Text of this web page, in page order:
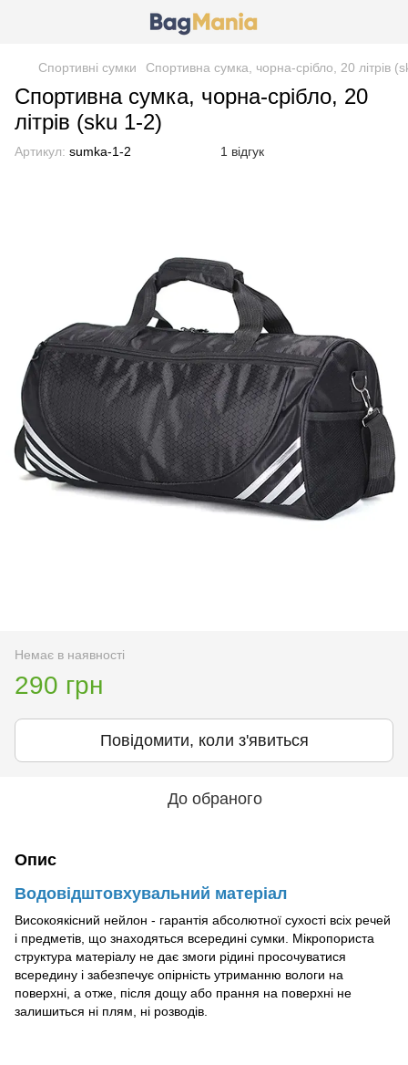
Спортивні сумки Спортивна сумка, чорна-срібло, 20 літрів
Спортивна сумка, чорна-срібло, 20
літрів (sku 1-2)
Артикул: sumka-1-2 1 відгук
Немає в наявності
290 грн
Повідомити, коли з'явиться
До обраного
Опис
Водовідштовхувальний матеріал
Високоякісний нейлон - гарантія абсолютної сухості всіх речей
і предметів, що знаходяться всередині сумки. Мікропориста
структура матеріалу не дає змоги рідині просочуватися
всередину і забезпечує опірність утриманню вологи на
поверхні, а отже, після дощу або прання на поверхні не
залишиться ні плям, ні розводів.